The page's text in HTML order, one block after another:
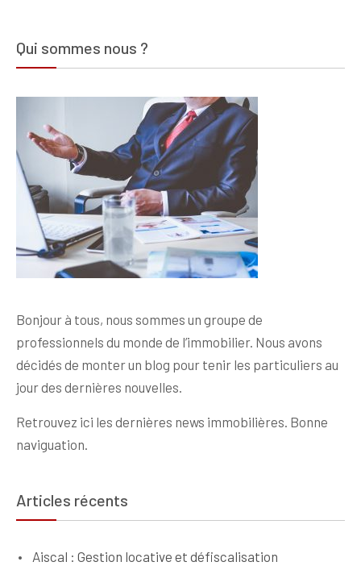
Qui sommes nous ?
Bonjour à tous, nous sommes un groupe de
professionnels du monde de l’immobilier. Nous avons
décidés de monter un blog pour tenir les particuliers au
jour des dernières nouvelles.
Retrouvez ici les dernières news immobilières. Bonne
naviguation.
Articles récents
Aiscal : Gestion locative et défiscalisation